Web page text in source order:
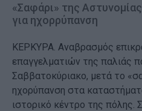
«Σαφάρι» της
για ηχορρύπανση
ΚΕΡΚΥΡΑ. Αναβρασμός
επαγγελματιών της παλιάς
Σαββατοκύριακο, μετά το
ηχορύπανση στα
ιστορικό κέντρο της πόλης.